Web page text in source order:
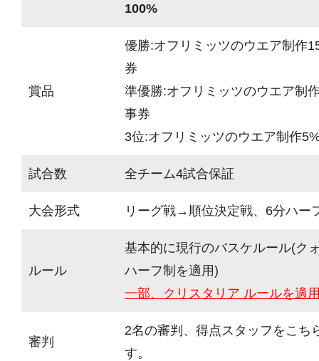
100%
賞品
優勝:オフリミッツのウエア制作
券
準優勝:オフリミッツのウエア制
事券
3位:オフリミッツのウエア制作
試合数 全チーム4試合保証
大会形式 リーグ戦→順位決定戦、6分ハー
ルール
基本的に現行のバスケルール(ク
ハーフ制を適用)
一部、クリスタリア ルールを適
審判
2名の審判、得点スタッフをこち
す。